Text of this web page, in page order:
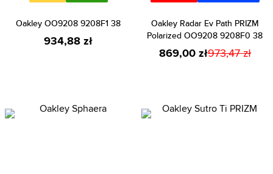
Oakley OO9208 9208F1 38
934,88 zł
Oakley Radar Ev Path PRIZM
Polarized OO9208 9208F0 38
869,00 zł973,47 zł